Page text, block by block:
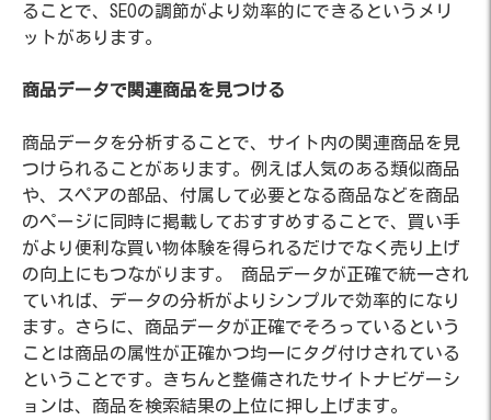
ることで、SEOの調節がより効率的にできるというメリ
ットがあります。
商品データで関連商品を見つける
商品データを分析することで、サイト内の関連商品を見
つけられることがあります。例えば人気のある類似商品
や、スペアの部品、付属して必要となる商品などを商品
のページに同時に掲載しておすすめすることで、買い手
がより便利な買い物体験を得られるだけでなく売り上げ
の向上にもつながります。
商品データが正確で統一され
ていれば、データの分析がよりシンプルで効率的になり
ます。さらに、商品データが正確でそろっているという
ことは商品の属性が正確かつ均一にタグ付けされている
ということです。きちんと整備されたサイトナビゲーシ
ョンは、商品を検索結果の上位に押し上げます。